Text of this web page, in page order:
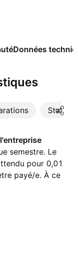
Données
semestre. Le
pour 0,01
payé/e. À ce